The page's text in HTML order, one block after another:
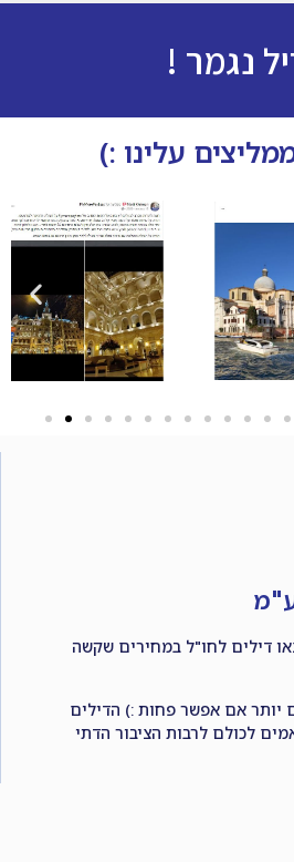
נגמר !
עלינו :)
דילים לחו"ל במחירים שקשה
יותר אם אפשר פחות :) הדילים
לכולם לרבות הציבור הדתי